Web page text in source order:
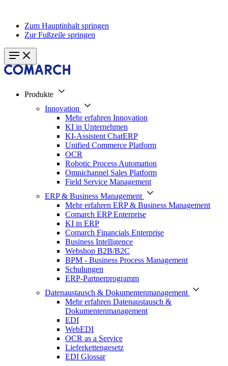
Zum Hauptinhalt springen
Zur Fußzeile springen
Produkte
Innovation
Mehr erfahren Innovation
KI in Unternehmen
KI-Assistent ChatERP
Unified Commerce Platform
OCR
Robotic Process Automation
Omnichannel Sales Platform
Field Service Management
ERP & Business Management
Mehr erfahren ERP & Business Management
Comarch ERP Enterprise
KI in ERP
Comarch Financials Enterprise
Business Intelligence
Webshop B2B/B2C
BPM - Business Process Management
Schulungen
ERP-Partnerprogramm
Datenaustausch & Dokumentenmanagement
Mehr erfahren Datenaustausch &
Dokumentenmanagement
EDI
WebEDI
OCR as a Service
Lieferkettengesetz
EDI Glossar